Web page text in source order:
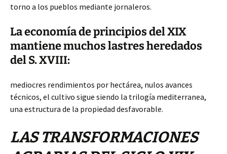
torno a los pueblos mediante jornaleros.
La economía de principios del XIX
mantiene muchos lastres heredados
del S. XVIII:
mediocres rendimientos por hectárea, nulos avances
técnicos, el cultivo sigue siendo la trilogía mediterranea,
una estructura de la propiedad desfavorable.
LAS TRANSFORMACIONES